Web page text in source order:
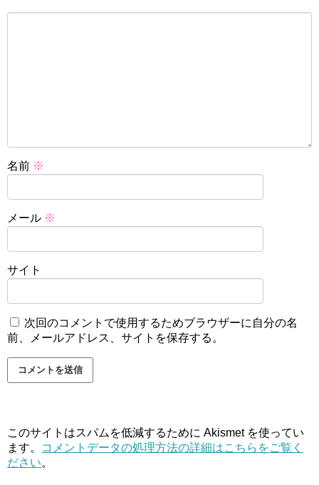
名前 ※
メール ※
サイト
次回のコメントで使用するためブラウザーに自分の名
前、メールアドレス、サイトを保存する。
このサイトはスパムを低減するために Akismet を使ってい
ます。
コメントデータの処理方法の詳細はこちらをご覧く
ださい。